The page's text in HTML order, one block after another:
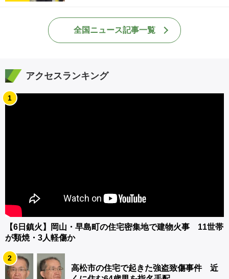
全国ニュース記事一覧
アクセスランキング
1
【6日鎮火】岡山・早島町の住宅密集地で建物火事 11世帯
が類焼・3人軽傷か
2
高松市の住宅で起きた強盗致傷事件 近